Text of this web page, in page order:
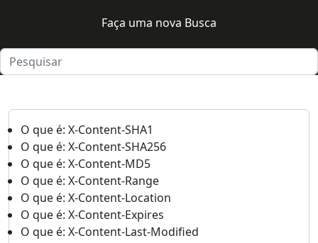
Faça uma nova Busca
O que é: X-Content-SHA1
O que é: X-Content-SHA256
O que é: X-Content-MD5
O que é: X-Content-Range
O que é: X-Content-Location
O que é: X-Content-Expires
O que é: X-Content-Last-Modified